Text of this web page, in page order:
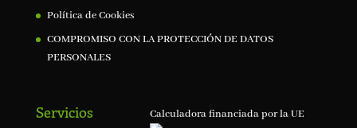
Política de Cookies
COMPROMISO CON LA PROTECCIÓN DE DATOS
PERSONALES
Servicios Calculadora financiada por la UE